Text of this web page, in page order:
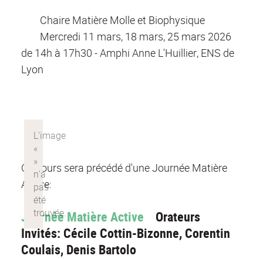
Chaire Matière Molle et Biophysique
Mercredi 11 mars, 18 mars, 25 mars 2026
de 14h à 17h30 - Amphi Anne L'Huillier, ENS de
Lyon
Ce cours sera précédé d'une Journée Matière
Active:
Journée Matière Active Orateurs
Invités: Cécile Cottin-Bizonne, Corentin
Coulais, Denis Bartolo